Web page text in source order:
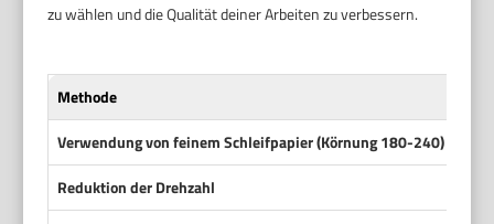
zu wählen und die Qualität deiner Arbeiten zu verbessern.
Methode
Verwendung von feinem Schleifpapier (Körnung 180-240)
Reduktion der Drehzahl